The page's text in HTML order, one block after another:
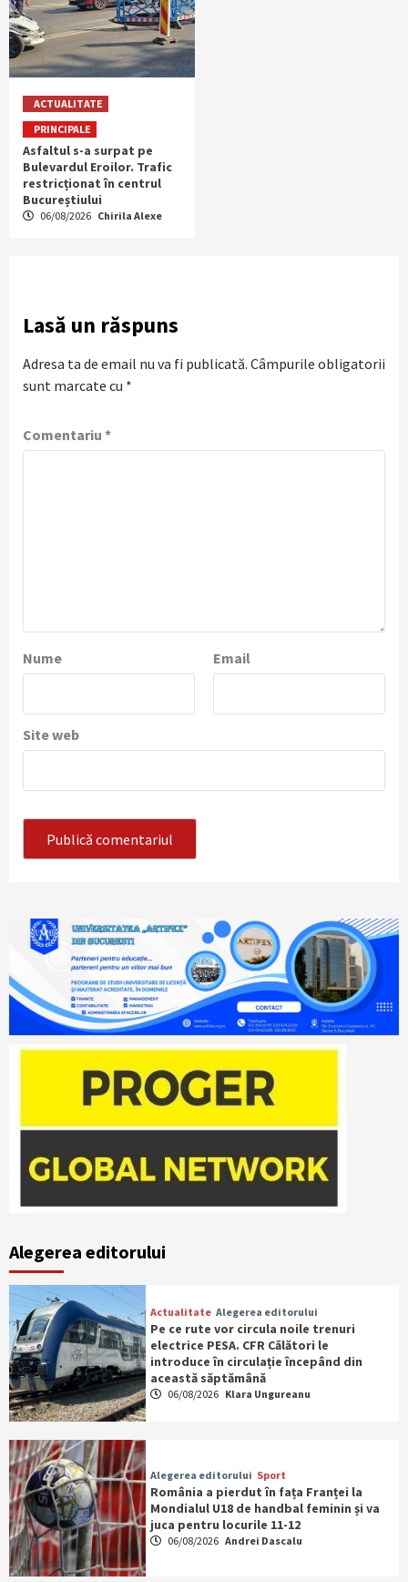
ACTUALITATE
PRINCIPALE
Asfaltul s-a surpat pe
Bulevardul Eroilor. Trafic
restricționat în centrul
Bucureștiului
06/08/2026 Chirila Alexe
Lasă un răspuns
Adresa ta de email nu va fi publicată. Câmpurile obligatorii
sunt marcate cu *
Comentariu *
Nume Email
Site web
Alegerea editorului
Actualitate Alegerea editorului
Pe ce rute vor circula noile trenuri
electrice PESA. CFR Călători le
introduce în circulație începând din
această săptămână
06/08/2026 Klara Ungureanu
Alegerea editorului Sport
România a pierdut în fața Franței la
Mondialul U18 de handbal feminin și va
juca pentru locurile 11-12
06/08/2026 Andrei Dascalu